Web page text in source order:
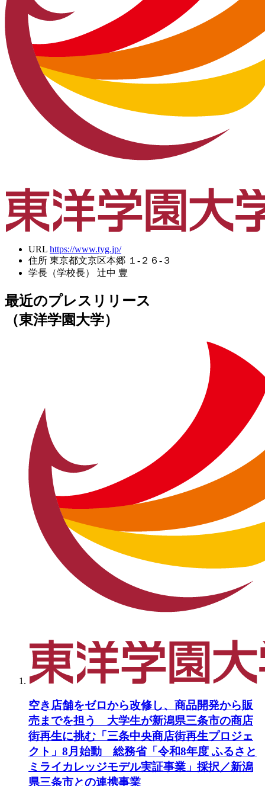
URL https://www.tyg.jp/
住所 東京都文京区本郷 １-２６-３
学長（学校長）
辻中 豊
最近のプレスリリース
（東洋学園大学）
空き店舗をゼロから改修し、商品開発から販
売までを担う 大学生が新潟県三条市の商店
街再生に挑む「三条中央商店街再生プロジェ
クト」8月始動 総務省「令和8年度 ふるさと
ミライカレッジモデル実証事業」採択／新潟
県三条市との連携事業